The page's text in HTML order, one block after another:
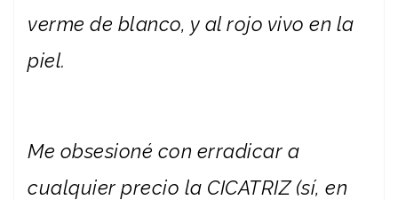
verme de blanco, y al rojo vivo en la
piel.
Me obsesioné con erradicar a
cualquier precio la CICATRIZ (sí, en